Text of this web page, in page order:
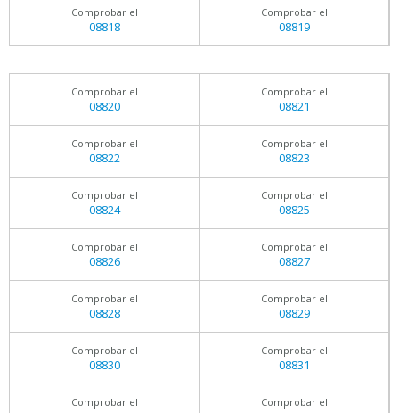
Comprobar el
08818
Comprobar el
08819
Comprobar el
08820
Comprobar el
08821
Comprobar el
08822
Comprobar el
08823
Comprobar el
08824
Comprobar el
08825
Comprobar el
08826
Comprobar el
08827
Comprobar el
08828
Comprobar el
08829
Comprobar el
08830
Comprobar el
08831
Comprobar el Comprobar el